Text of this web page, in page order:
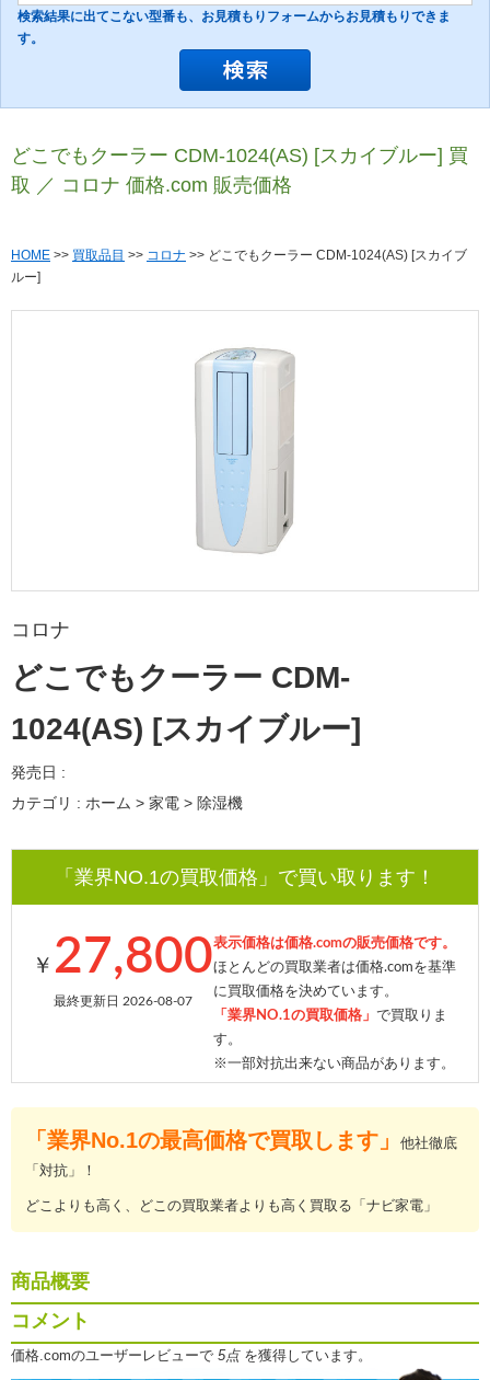
検索結果に出てこない型番も、お見積もりフォームからお見積もりできま
す。
どこでもクーラー CDM-1024(AS) [スカイブルー] 買
取 ／ コロナ 価格.com 販売価格
HOME >> 買取品目 >> コロナ >> どこでもクーラー CDM-1024(AS) [スカイブ
ルー]
コロナ
どこでもクーラー CDM-
1024(AS) [スカイブルー]
発売日 :
カテゴリ : ホーム > 家電 > 除湿機
「業界NO.1の買取価格」で買い取ります！
￥ 27,800
最終更新日 2026-08-07
表示価格は価格.comの販売価格です。
ほとんどの買取業者は価格.comを基準
に買取価格を決めています。
「業界NO.1の買取価格」 で買取りま
す。
※一部対抗出来ない商品があります。
「業界No.1の最高価格で買取します」
他社徹底
「対抗」！
どこよりも高く、どこの買取業者よりも高く買取る「ナビ家電」
商品概要
コメント
価格.comのユーザーレビューで 5点を獲得しています。